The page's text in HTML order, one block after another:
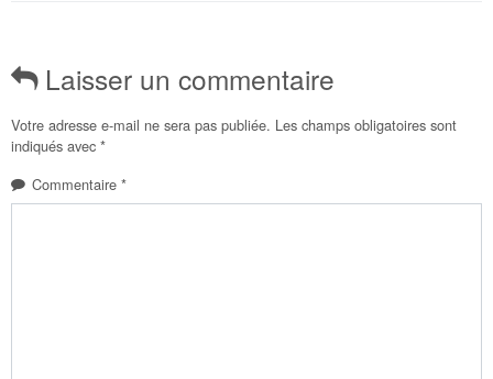
Laisser un commentaire
Votre adresse e-mail ne sera pas publiée. Les champs obligatoires sont
indiqués avec *
Commentaire *